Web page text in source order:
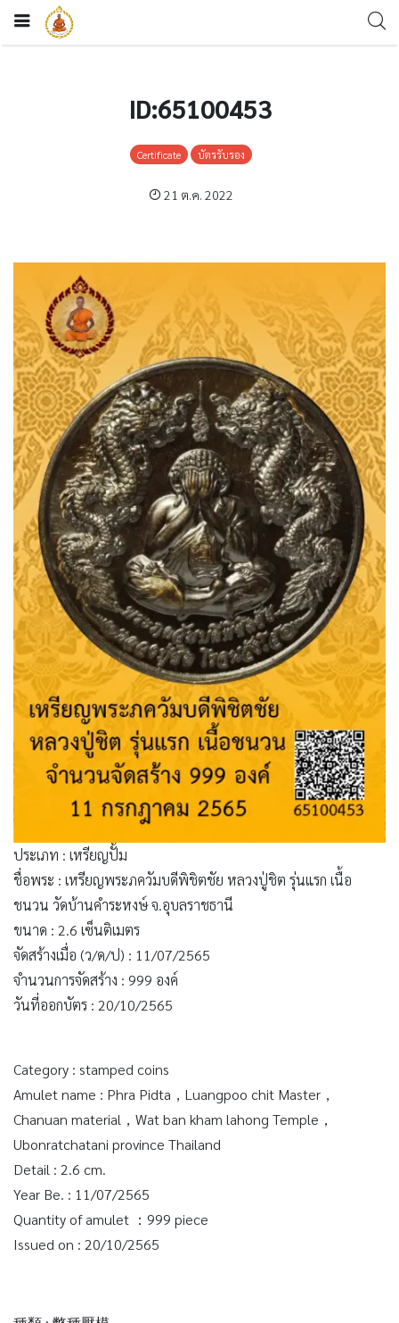
ID:65100453
Certificate บัตรรับรอง
21 ต.ค. 2022
ประเภท : เหรียญปั้ม
ชื่อพระ : เหรียญพระภควัมบดีพิชิตชัย หลวงปู่ชิต รุ่นแรก เนื้อ
ชนวน วัดบ้านคำระหงษ์ จ.อุบลราชธานี
ขนาด : 2.6 เซ็นติเมตร
จัดสร้างเมื่อ (ว/ด/ป) : 11/07/2565
จำนวนการจัดสร้าง : 999 องค์
วันที่ออกบัตร : 20/10/2565
Category : stamped coins
Amulet name : Phra Pidta，Luangpoo chit Master，
Chanuan material，Wat ban kham lahong Temple，
Ubonratchatani province Thailand
Detail : 2.6 cm.
Year Be. : 11/07/2565
Quantity of amulet ：999 piece
Issued on : 20/10/2565